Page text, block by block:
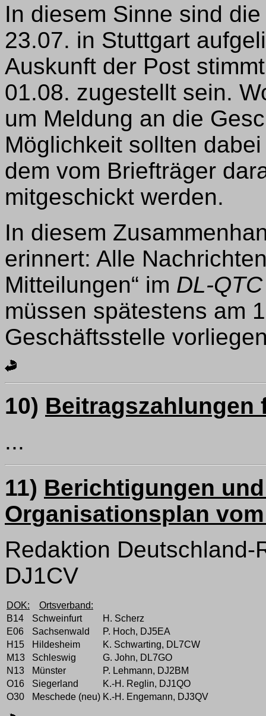
In diesem Sinne sind
23.07. in Stuttgart
Auskunft der Post
01.08. zugestellt sein.
um Meldung an die
Möglichkeit sollten
dem vom Briefträger
mitgeschickt werden.
In diesem
erinnert: Alle
Mitteilungen“ im DL-QTC
müssen spätestens am
Geschäftsstelle
10) Beitragszahlungen
...
11) Berichtigungen
Organisationsplan vom
Redaktion
DJ1CV
DOK:
Ortsverband:
B14
Schweinfurt
H. Scherz
E06
Sachsenwald
P. Hoch, DJ5EA
H15
Hildesheim
K. Schwarting, DL7CW
M13
Schleswig
G. John, DL7GO
N13
Münster
P. Lehmann, DJ2BM
O16
Siegerland
K.-H. Reglin, DJ1QO
O30
Meschede (neu) K.-H. Engemann, DJ3QV